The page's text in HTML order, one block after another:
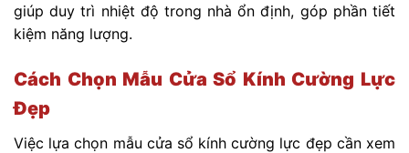
giúp duy trì nhiệt độ trong nhà ổn định, góp phần tiết
kiệm năng lượng.
Cách Chọn Mẫu Cửa Sổ Kính Cường Lực
Đẹp
Việc lựa chọn mẫu cửa sổ kính cường lực đẹp cần xem